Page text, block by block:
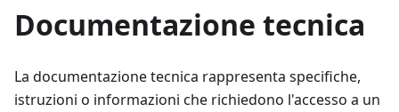
Documentazione tecnica
La documentazione tecnica rappresenta specifiche,
istruzioni o informazioni che richiedono l'accesso a un